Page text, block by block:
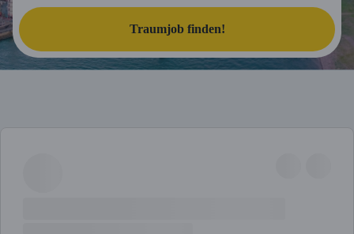
Traumjob finden!